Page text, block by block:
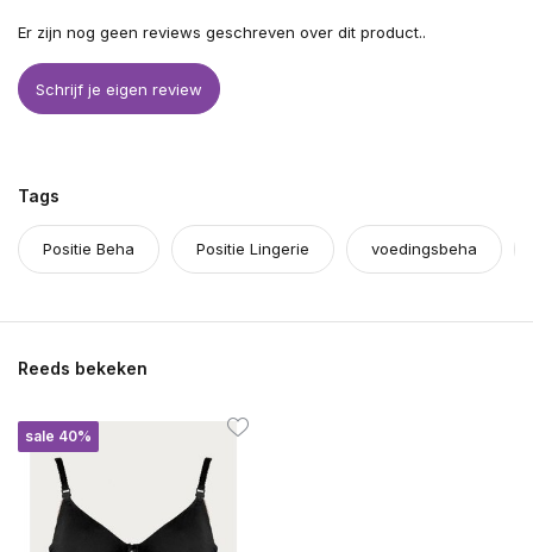
Er zijn nog geen reviews geschreven over dit product..
Schrijf je eigen review
Tags
Positie Beha Positie Lingerie voedingsbeha
Reeds bekeken
sale 40%